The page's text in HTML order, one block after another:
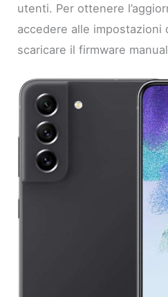
utenti. Per ottenere
accedere alle impostazioni
scaricare il firmware